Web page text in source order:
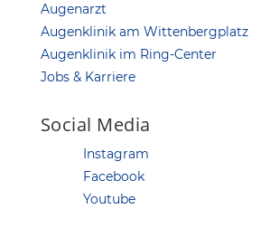
Augenarzt
Augenklinik am Wittenbergplatz
Augenklinik im Ring-Center
Jobs & Karriere
Social Media
Instagram
Facebook
Youtube